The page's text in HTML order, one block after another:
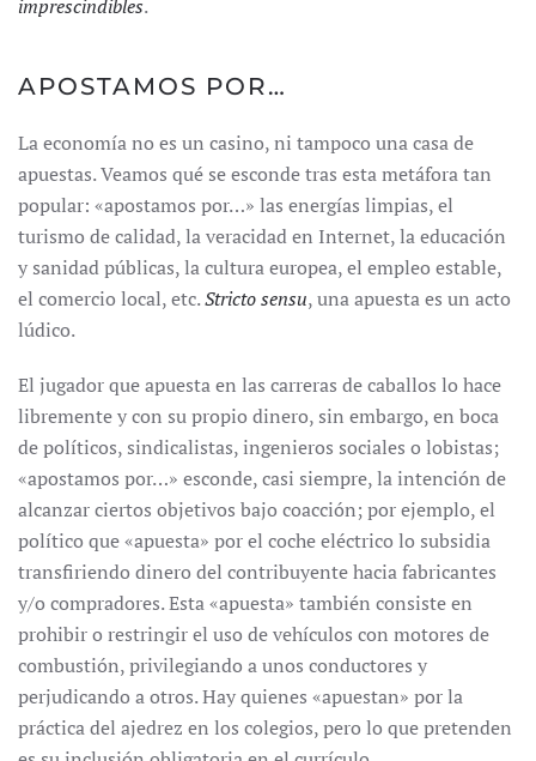
imprescindibles.
APOSTAMOS POR…
La economía no es un casino, ni tampoco una casa de
apuestas. Veamos qué se esconde tras esta metáfora tan
popular: «apostamos por…» las energías limpias, el
turismo de calidad, la veracidad en Internet, la educación
y sanidad públicas, la cultura europea, el empleo estable,
el comercio local, etc.Stricto sensu, una apuesta es un acto
lúdico.
El jugador que apuesta en las carreras de caballos lo hace
libremente y con su propio dinero, sin embargo, en boca
de políticos, sindicalistas, ingenieros sociales o lobistas;
«apostamos por…» esconde, casi siempre, la intención de
alcanzar ciertos objetivos bajo coacción; por ejemplo, el
político que «apuesta» por el coche eléctrico lo subsidia
transfiriendo dinero del contribuyente hacia fabricantes
y/o compradores. Esta «apuesta» también consiste en
prohibir o restringir el uso de vehículos con motores de
combustión, privilegiando a unos conductores y
perjudicando a otros. Hay quienes «apuestan» por la
práctica del ajedrez en los colegios, pero lo que pretenden